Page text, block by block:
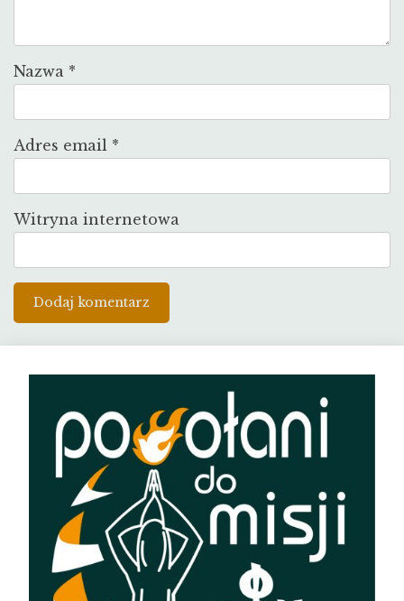
Nazwa *
Adres email *
Witryna internetowa